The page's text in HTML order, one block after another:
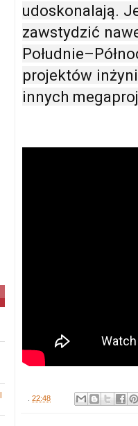
udoskonalają.
zawstydzić
projektów
innych
22:48